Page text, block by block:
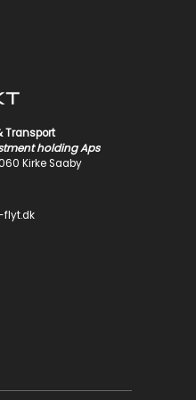
Transport
holdingAps
Kirke Saaby